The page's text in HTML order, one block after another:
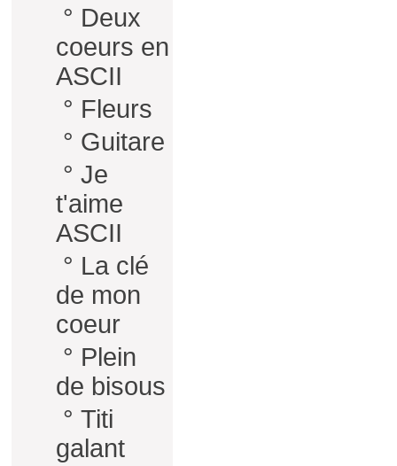
° Deux
coeurs en
ASCII
° Fleurs
° Guitare
° Je
t'aime
ASCII
° La clé
de mon
coeur
° Plein
de bisous
° Titi
galant